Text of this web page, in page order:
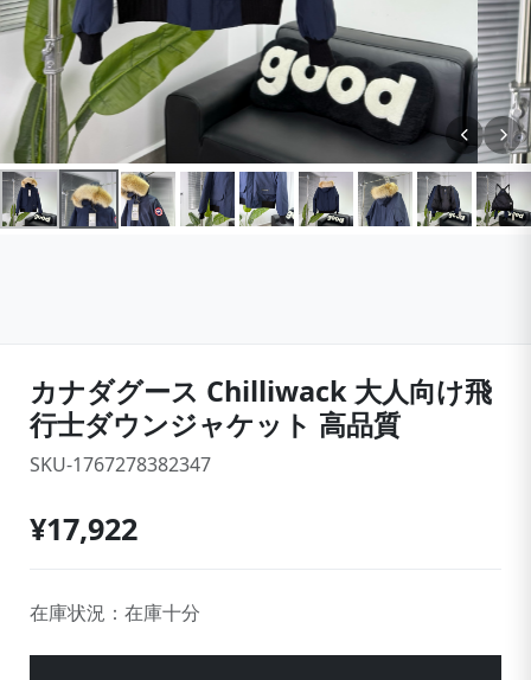
カナダグース Chilliwack 大人向け飛
行士ダウンジャケット 高品質
SKU-1767278382347
¥17,922
在庫状況：在庫十分